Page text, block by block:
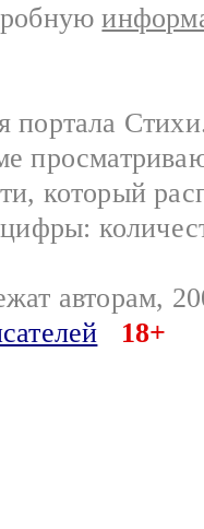
портала
который
авторам,
18+